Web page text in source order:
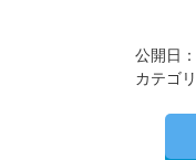
公開日：
カテゴ